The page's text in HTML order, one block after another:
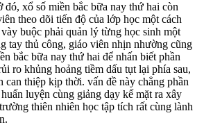
đó, xổ số miền bắc bữa nay thứ hai còn
theo dõi tiến độ của lớp học một cách
buộc phải quản lý từng học sinh một
tay thủ công, giáo viên nhịn nhường cũng
bắc bữa nay thứ hai để nhấn biết phần
ro khủng hoảng tiềm dấu tụt lại phía sau,
can thiệp kịp thời. vấn đề này chẳng phần
luyện cùng giảng dạy kế mặt ra xây
thiên nhiên học tập tích rất cùng lành